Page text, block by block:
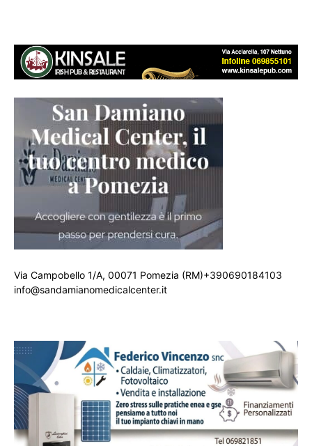
Via Campobello 1/A, 00071 Pomezia (RM)+390690184103
info@sandamianomedicalcenter.it